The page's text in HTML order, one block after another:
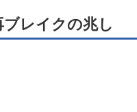
レイクの兆し